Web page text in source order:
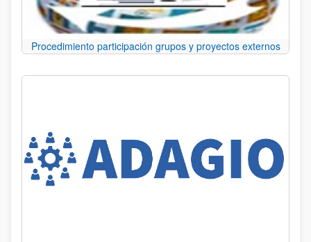
Procedimiento participación grupos y proyectos externos